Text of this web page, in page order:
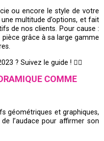
ou encore le style de votre
multitude d’options, et fait
de nos clients. Pour cause :
grâce à sa large gamme
? Suivez le guide ! 👇🏼
COMME
géométriques et graphiques,
l’audace pour affirmer son